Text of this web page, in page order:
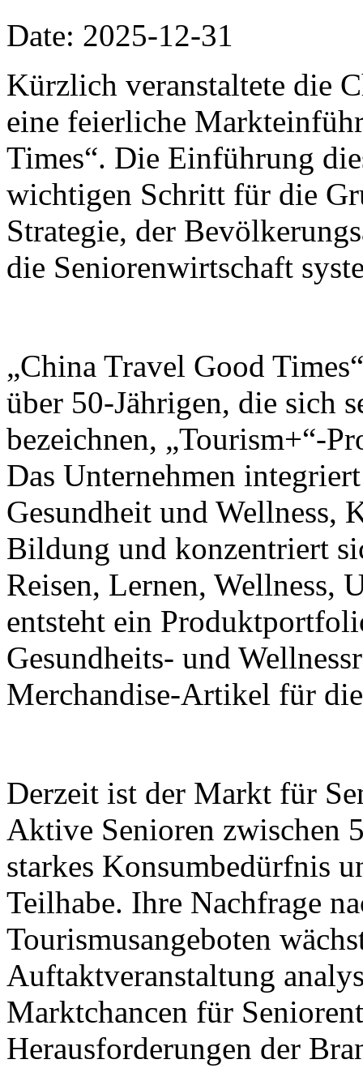
Date: 2025-12-31
Kürzlich veranstaltete die
eine feierliche
Times“. Die Einführung
wichtigen Schritt für die
Strategie, der
die Seniorenwirtschaft
„China Travel Good
über 50-Jährigen, die sich
bezeichnen, „Tourism+“-
Das Unternehmen
Gesundheit und Wellness,
Bildung und konzentriert
Reisen, Lernen, Wellness,
entsteht ein
Gesundheits- und
Merchandise-Artikel für
Derzeit ist der Markt für
Aktive Senioren zwischen
starkes Konsumbedürfnis
Teilhabe. Ihre Nachfrage
Tourismusangeboten
Auftaktveranstaltung
Marktchancen für
Herausforderungen der